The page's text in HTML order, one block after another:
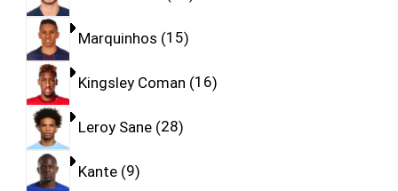
Marquinhos 15
Kingsley Coman 16
Leroy Sane 28
Kante 9